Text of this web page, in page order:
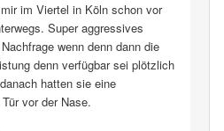
im Viertel in Köln schon vor
Super aggressives
wenn denn dann die
denn verfügbar sei plötzlich
hatten sie eine
vor der Nase.